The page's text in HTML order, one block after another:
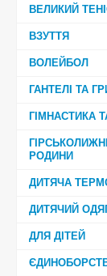
ВЕЛИКИЙ
ВЗУТТЯ
ВОЛЕЙБОЛ
ГАНТЕЛІ ТА
ГІМНАСТИКА
РОДИНИ
ДИТЯЧА
ДИТЯЧИЙ
ДЛЯ ДІТЕЙ